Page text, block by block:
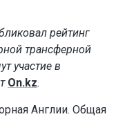
рейтинг
трансферной
участие в
On.kz.
Англии. Общая